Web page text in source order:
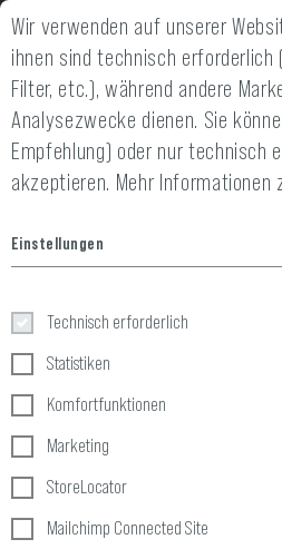
2 JAHRE GEWÄHRLEISTUNG
ein bequemes, problemloses und
Wir verwenden auf unserer
ihnen sind technisch erforderlich
Filter, etc.), während andere
Analysezwecke dienen. Sie
Empfehlung) oder nur technisch
akzeptieren. Mehr Informationen
Einstellungen
Technisch erforderlich
Statistiken
Komfortfunktionen
Marketing
StoreLocator
Mailchimp Connected Site